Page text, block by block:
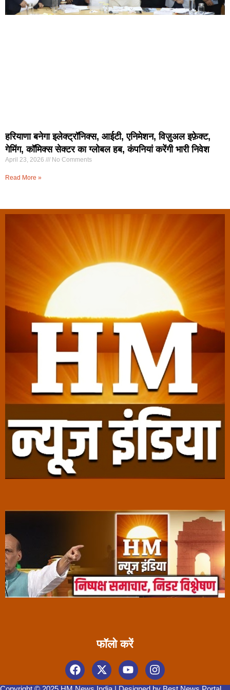
हरियाणा बनेगा इलेक्ट्रॉनिक्स, आईटी, एनिमेशन, विज़ुअल इफ़ेक्ट,
गेमिंग, कॉमिक्स सेक्टर का ग्लोबल हब, कंपनियां करेंगी भारी निवेश
April 23, 2026 No Comments
Read More »
फॉलो करें